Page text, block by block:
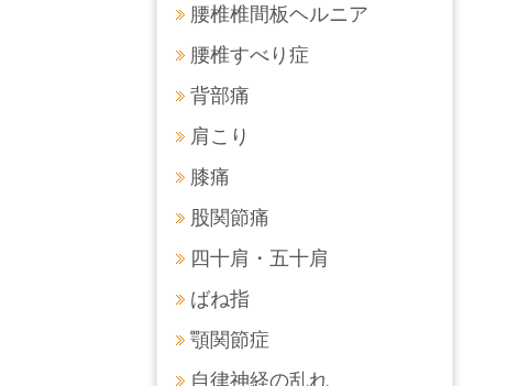
腰椎椎間板ヘルニア
腰椎すべり症
背部痛
肩こり
膝痛
股関節痛
四十肩・五十肩
ばね指
顎関節症
自律神経の乱れ